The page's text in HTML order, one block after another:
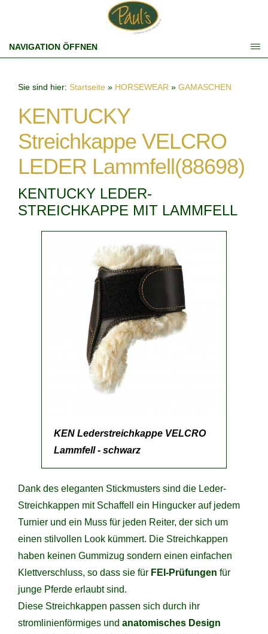
NAVIGATION ÖFFNEN
Sie sind hier: Startseite » HORSEWEAR » GAMASCHEN
KENTUCKY
Streichkappe VELCRO
LEDER Lammfell(88698)
KENTUCKY LEDER-
STREICHKAPPE MIT LAMMFELL
KEN Lederstreichkappe VELCRO
Lammfell - schwarz
Dank des eleganten Stickmusters sind die Leder-
Streichkappen mit Schaffell ein Hingucker auf jedem
Turnier und ein Muss für jeden Reiter, der sich um
einen stilvollen Look kümmert. Die Streichkappen
haben keinen Gummizug sondern einen einfachen
Klettverschluss, so dass sie für FEI-Prüfungen für
junge Pferde erlaubt sind.
Diese Streichkappen passen sich durch ihr
stromlinienförmiges und anatomisches Design